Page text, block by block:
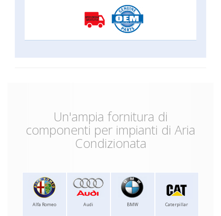
Un'ampia fornitura di
componenti per impianti di Aria
Condizionata
Alfa Romeo Audi BMW Caterpillar